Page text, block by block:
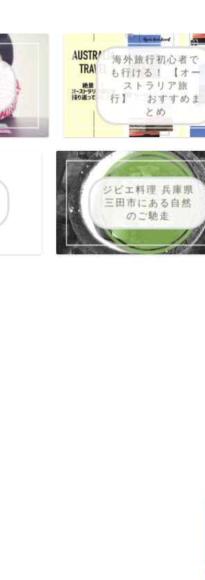
海外旅行初心者で
も行ける！ 【オー
ストラリア旅
行】 おすすめま
とめ
ジビエ料理 兵庫県
三田市にある自然
のご馳走